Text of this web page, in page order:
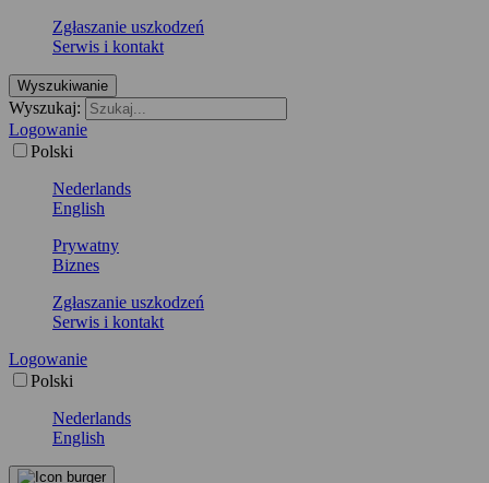
Zgłaszanie uszkodzeń
Serwis i kontakt
Wyszukiwanie
Wyszukaj:
Logowanie
Polski
Nederlands
English
Prywatny
Biznes
Zgłaszanie uszkodzeń
Serwis i kontakt
Logowanie
Polski
Nederlands
English